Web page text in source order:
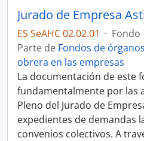
ES SeAHC 02.02.01 · Fondo
Parte de Fondos de
obrera en las empresas
La documentación de este
fundamentalmente por las
Pleno del Jurado de
expedientes de demandas
convenios colectivos. A